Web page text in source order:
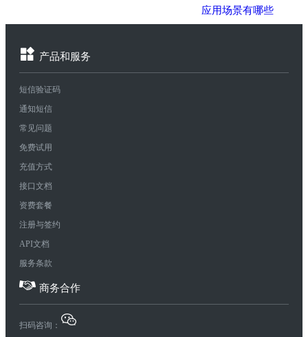
应用场景有哪些
产品和服务
短信验证码
通知短信
常见问题
免费试用
充值方式
接口文档
资费套餐
注册与签约
API文档
服务条款
商务合作
扫码咨询：